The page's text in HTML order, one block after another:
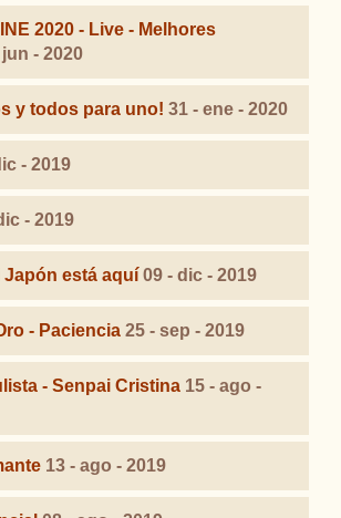
2020 - Live - Melhores
jun - 2020
y todos para uno! 31 - ene - 2020
- 2019
- 2019
Japón está aquí 09 - dic - 2019
- Paciencia 25 - sep - 2019
- Senpai Cristina 15 - ago -
13 - ago - 2019